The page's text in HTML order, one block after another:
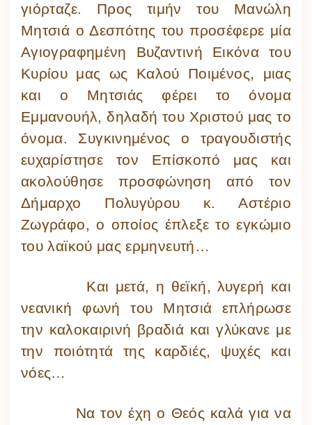
γιόρταζε. Προς τιμήν του Μανώλη
Μητσιά ο Δεσπότης του προσέφερε μία
Αγιογραφημένη Βυζαντινή Εικόνα του
Κυρίου μας ως Καλού Ποιμένος, μιας
και ο Μητσιάς φέρει το όνομα
Εμμανουήλ, δηλαδή του Χριστού μας το
όνομα. Συγκινημένος ο τραγουδιστής
ευχαρίστησε τον Επίσκοπό μας και
ακολούθησε προσφώνηση από τον
Δήμαρχο Πολυγύρου κ. Αστέριο
Ζωγράφο, ο οποίος έπλεξε το εγκώμιο
του λαϊκού μας ερμηνευτή…
Και μετά, η θεϊκή, λυγερή και
νεανική φωνή του Μητσιά επλήρωσε
την καλοκαιρινή βραδιά και γλύκανε με
την ποιότητά της καρδιές, ψυχές και
νόες…
Να τον έχη ο Θεός καλά για να